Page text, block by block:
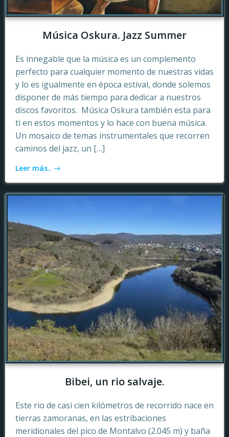
Música Oskura. Jazz Summer
Es innegable que la música es un complemento
perfecto para cualquier momento de nuestras vidas
y lo es igualmente en época estival, donde solemos
disponer de más tiempo para dedicar a nuestros
discos favoritos. Música Oskura también esta para
ti en estos momentos y lo hace con buena música.
Un mosaico de temas instrumentales que recorren
caminos del jazz, un […]
Leer más..
Bibei, un rio salvaje.
Este rio de casi cien kilómetros de recorrido nace en
tierras zamoranas, en las estribaciones
meridionales del pico de Montalvo (2.045 m) y baña